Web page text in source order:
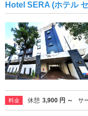
たら、ラブホテルでひと休
ホテルは「天保山橋」や「
タジアムでの試合観戦後の
い。さっそくエリア内のホ
Hotel SERA (ホテル
料金 休憩 3,900 円 ～ サ